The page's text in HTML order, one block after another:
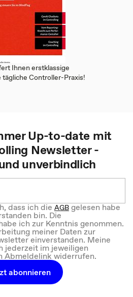
Ihnen erstklassige
Controller-Praxis!
Up-to-date mit
Newsletter -
unverbindlich
dass ich dieAGBgelesen habe
bin. Die
ich zur Kenntnis genommen.
meiner Daten zur
einverstanden. Meine
jederzeit im jeweiligen
Abmeldelink widerrufen.
abonnieren